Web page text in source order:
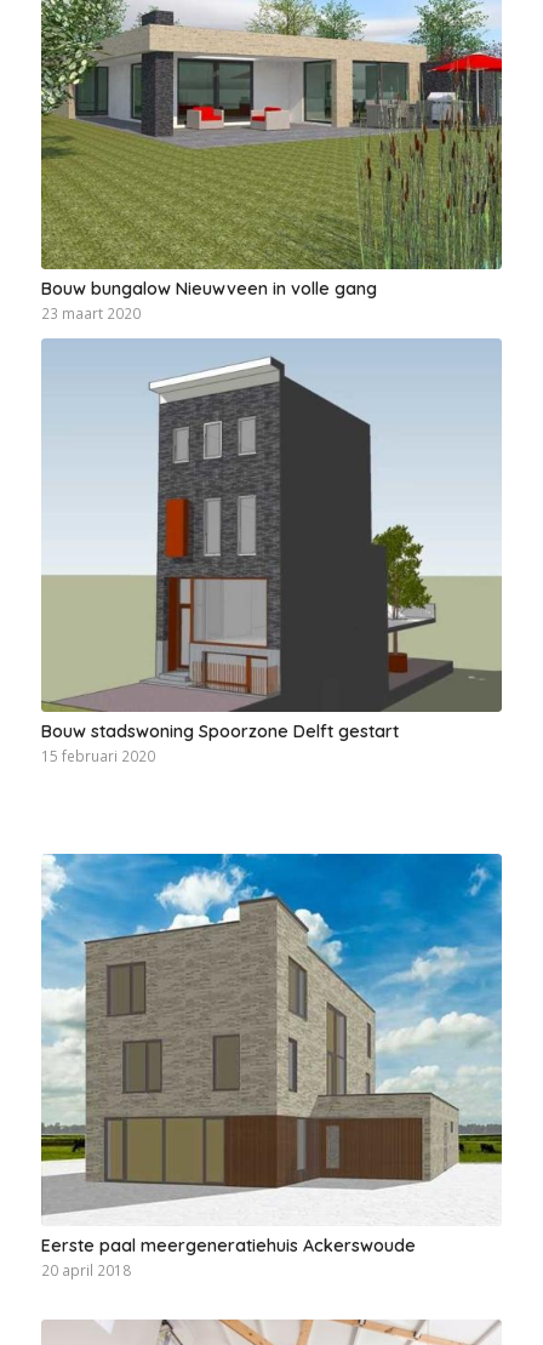
Bouw bungalow Nieuwveen in volle gang
23 maart 2020
Bouw stadswoning Spoorzone Delft gestart
15 februari 2020
Eerste paal meergeneratiehuis Ackerswoude
20 april 2018